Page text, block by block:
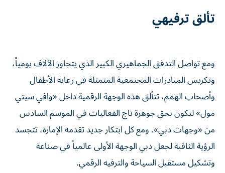
تألق ترفيهي
ومع تواصل التدفق الجماهيري الكبير الذي يتجاوز الآلاف يومياً،
وتكريس المبادرات المجتمعية المتمثلة في رعاية الأطفال
وأصحاب الهمم، تتألق هذه الوجهة الرقمية داخل «وافي سيتي
مول» لتكون بحق جوهرة تاج الفعاليات في الموسم السادس
من «وجهات دبي». ومع كل ابتكار جديد تقدمه الإمارة، تتجسد
الرؤية الثاقبة لجعل دبي الوجهة الأولى عالمياً في صناعة
وتشكيل مستقبل السياحة والترفيه الرقمي.